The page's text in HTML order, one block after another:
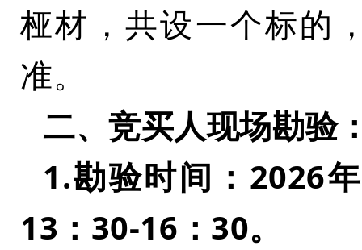
桠材，共设一个标的
准。
二、竞买人现场勘验
1.勘验时间： 2026
13：30-16：30。